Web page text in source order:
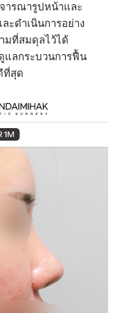
ารณารูปหน้าและ
ะดำเนินการอย่าง
มที่สมดุลไว้ได้
แลกระบวนการฟื้น
ที่สุด